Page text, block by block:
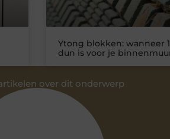
Ytong blokken: wanneer
dun is voor je
over dit onderwerp